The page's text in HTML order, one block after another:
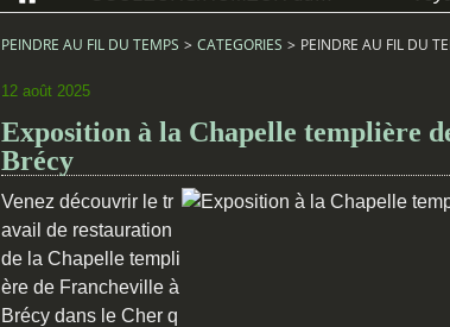
PEINDRE AU FIL DU TEMPS > CATEGORIES > PEINDRE AU FIL DU
12 août 2025
Exposition à la Chapelle templière
Brécy
Venez découvrir le tr
avail de restauration
de la Chapelle templi
ère de Francheville à
Brécy dans le Cher q